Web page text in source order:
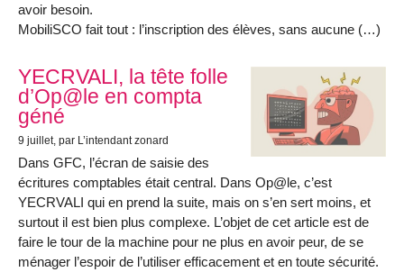
avoir besoin.
MobiliSCO fait tout : l’inscription des élèves, sans aucune (…)
YECRVALI, la tête folle
d’Op@le en compta
géné
9 juillet, par L’intendant zonard
Dans GFC, l’écran de saisie des
écritures comptables était central. Dans Op@le, c’est
YECRVALI qui en prend la suite, mais on s’en sert moins, et
surtout il est bien plus complexe. L’objet de cet article est de
faire le tour de la machine pour ne plus en avoir peur, de se
ménager l’espoir de l’utiliser efficacement et en toute sécurité.